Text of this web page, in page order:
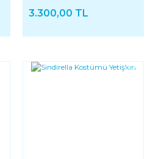
3.300,00 TL
YENI